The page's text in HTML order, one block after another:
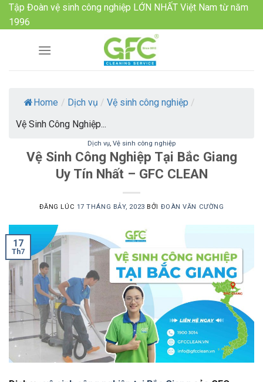
SkipTập Đoàn vệ sinh công nghiệp LỚN NHẤT Việt Nam từ năm
1996
Home / Dịch vụ / Vệ sinh công nghiệp /
Vệ Sinh Công Nghiệp...
Dịch vụ, Vệ sinh công nghiệp
Vệ Sinh Công Nghiệp Tại Bắc Giang
Uy Tín Nhất – GFC CLEAN
ĐĂNG LÚC 17 THÁNG BẢY, 2023 BỞI ĐOÀN VĂN CƯỜNG
17
Th7